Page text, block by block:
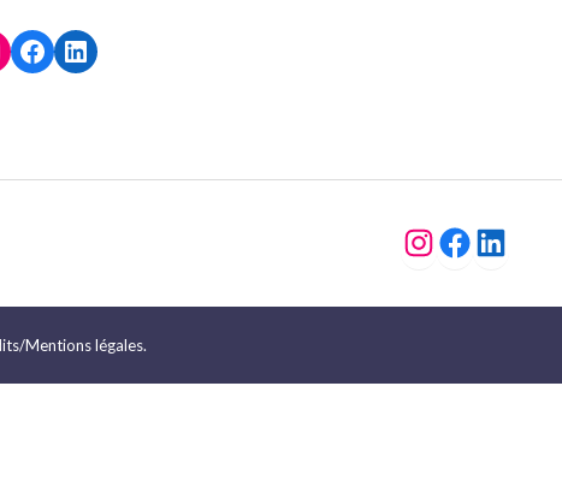
www.instagram.com/dcdf_31/
https://www.facebook.com/
https://www.linkedin.com/company/du-c%C3%B4t%C3%A9-des-femmes-31/about/
https://
https://
https://www.linkedin.com/company/du-c%C3%B4t%C3%A9-
Mentions légales.